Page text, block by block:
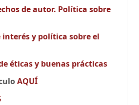
de autor. Política sobre
interés y política sobre el
éticas y buenas prácticas
AQUÍ